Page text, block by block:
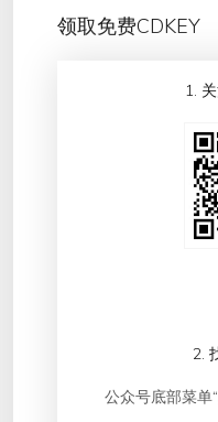
领取免费CDKEY
1.
2.
公众号底部菜单